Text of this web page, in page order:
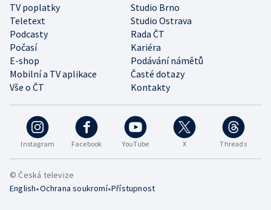
Instagram Facebook YouTube X Threads
TV poplatky
Studio Brno
Teletext
Studio Ostrava
Podcasty
Rada ČT
Počasí
Kariéra
E-shop
Podávání námětů
Mobilní a TV aplikace
Časté dotazy
Vše o ČT
Kontakty
© Česká televize
English•Ochrana soukromí•Přístupnost